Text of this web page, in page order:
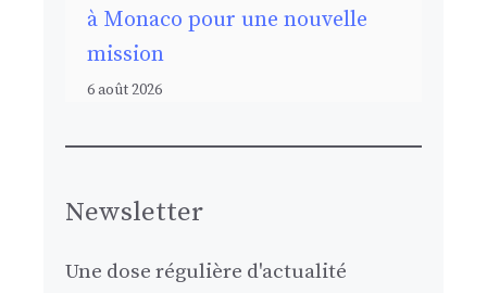
à Monaco pour une nouvelle
mission
6 août 2026
Newsletter
Une dose régulière d'actualité